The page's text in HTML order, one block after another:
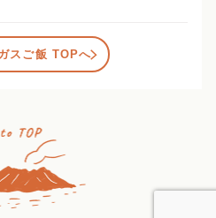
スご飯 TOPへ